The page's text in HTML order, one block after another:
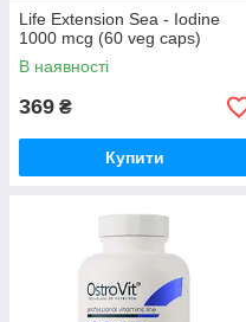
Life Extension Sea - Iodine
1000 mcg (60 veg caps)
В наявності
369 ₴
Купити